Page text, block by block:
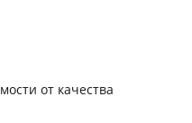
[2 рестайлинг], 2016 -
- 2007 1 поколение
от качества